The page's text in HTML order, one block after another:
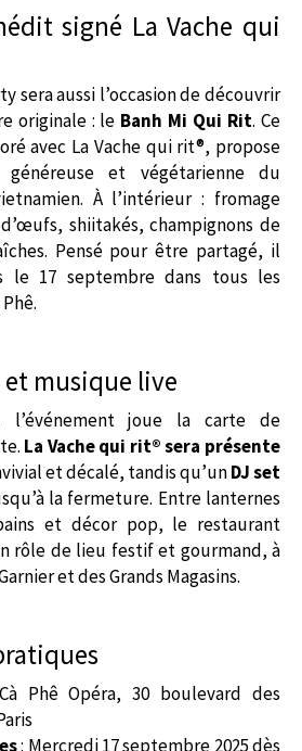
signé La Vache qui
sera aussi l’occasion de découvrir
originale : le Banh Mi Qui Rit. Ce
avec La Vache qui rit®, propose
et végétarienne du
À l’intérieur : fromage
shiitakés, champignons de
Pensé pour être partagé, il
le 17 septembre dans tous les
musique live
l’événement joue la carte de
La Vache qui rit® sera présente
et décalé, tandis qu’unDJ set
la fermeture. Entre lanternes
et décor pop, le restaurant
rôle de lieu festif et gourmand, à
et des Grands Magasins.
Phê Opéra, 30 boulevard des
: Mercredi 17 septembre 2025 dès